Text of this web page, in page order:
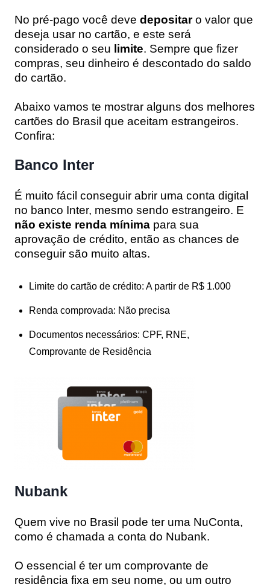
No pré-pago você deve depositaro valor que
deseja usar no cartão, e este será
considerado o seu limite. Sempre que fizer
compras, seu dinheiro é descontado do saldo
do cartão.
Abaixo vamos te mostrar alguns dos melhores
cartões do Brasil que aceitam estrangeiros.
Confira:
Banco Inter
É muito fácil conseguir abrir uma conta digital
no banco Inter, mesmo sendo estrangeiro. E
não existe renda mínima para sua
aprovação de crédito, então as chances de
conseguir são muito altas.
Limite do cartão de crédito: A partir de R$ 1.000
Renda comprovada: Não precisa
Documentos necessários: CPF, RNE,
Comprovante de Residência
Nubank
Quem vive no Brasil pode ter uma NuConta,
como é chamada a conta do Nubank.
O essencial é ter um comprovante de
residência fixa em seu nome, ou um outro